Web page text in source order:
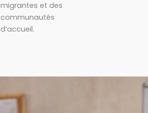
migrantes et des
communautés
d’accueil.